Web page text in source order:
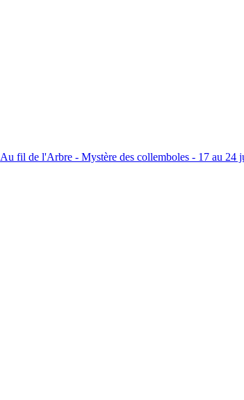
Au fil de l'Arbre - Mystère des collemboles - 17 au 24